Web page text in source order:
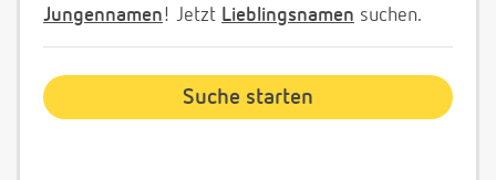
Jungennamen! Jetzt Lieblingsnamen suchen.